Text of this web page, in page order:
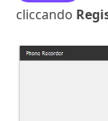
cliccando